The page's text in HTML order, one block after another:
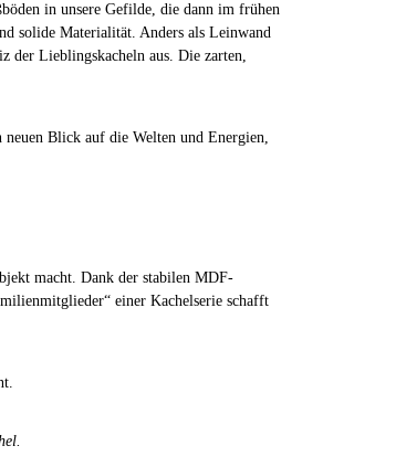
in unsere Gefilde, die dann im frühen
solide Materialität. Anders als Leinwand
der Lieblingskacheln aus. Die zarten,
Blick auf die Welten und Energien,
macht. Dank der stabilen MDF-
einer Kachelserie schafft